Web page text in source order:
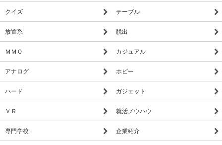
クイズ テーブル
放置系 脱出
ＭＭＯ カジュアル
アナログ ホビー
ハード ガジェット
ＶＲ 就活ノウハウ
専門学校 企業紹介